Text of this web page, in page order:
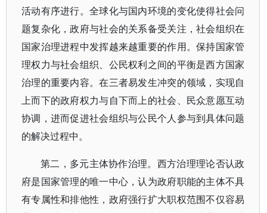
活动有序进行。全球化与国内环境的变化使得社会问
题复杂化，政府与社会的关系备受关注，社会组织在
国家治理进程中发挥越来越重要的作用。保持国家管
理权力与社会组织、公民权利之间的平衡是西方国家
治理的重要内容。在三者易发生冲突的领域，实现自
上而下的政府权力与自下而上的社会、民众意愿互动
协调，进而促进社会组织与公民个人参与到具体问题
的解决过程中。
第二，多元主体协作治理。西方治理理论否认政
府是国家管理的唯一中心，认为政府职能的主体不具
有专属性和排他性，政府强行扩大职权范围不仅容易